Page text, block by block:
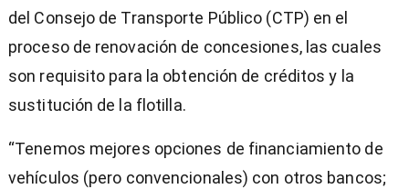
del Consejo de Transporte Público (CTP) en el
proceso de renovación de concesiones, las cuales
son requisito para la obtención de créditos y la
sustitución de la flotilla.
“Tenemos mejores opciones de financiamiento de
vehículos (pero convencionales) con otros bancos;